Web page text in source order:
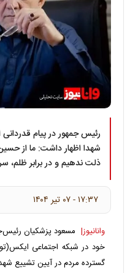
رئیس جمهور در پیام
شهدا اظهار داشت: ما از
ذلت ندهیم و در برابر ظلم،
۱۷:۳۷ - ۰۷ تير ۱۴۰۴
وانانیوز| مسعود پزشکیان
خود در شبکه اجتماعی
گسترده مردم در آیین تشییع